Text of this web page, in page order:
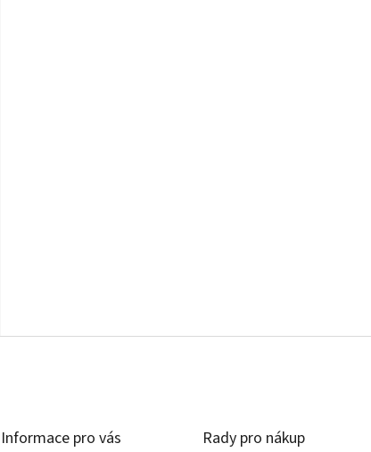
Informace pro vás Rady pro nákup